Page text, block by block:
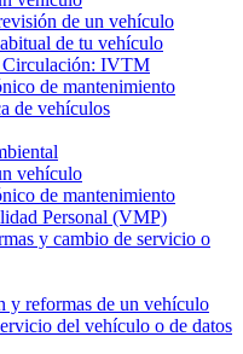
de un vehículo
de tu vehículo
Circulación: IVTM
de mantenimiento
de vehículos
vehículo
de mantenimiento
Personal (VMP)
y cambio de servicio o
y reformas de un vehículo
del vehículo o de datos